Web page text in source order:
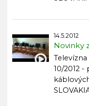
14.5.2012
Novinky
Televízna
10/2012 -